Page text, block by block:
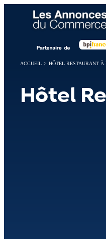
ACCUEIL > HÔTEL RESTAURANT À
Hôtel
Panneau de gestion des